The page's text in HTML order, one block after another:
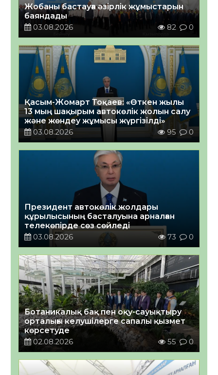
Жобаны бастауға әзірлік жұмыстарын
баяндады
03.08.2026
82 0
Қасым-Жомарт Тоқаев: «Өткен жылы
13 мың шақырым автокөлік жолын салу
және жөндеу жұмысы жүргізілді»
03.08.2026
95 0
Президент автокөлік жолдары
құрылысының басталуына арналған
телекөпірде сөз сөйледі
03.08.2026
73 0
Ботаникалық бақ пен оқу-сауықтыру
орталығы келушілерге сапалы қызмет
көрсетуде
02.08.2026
55 0